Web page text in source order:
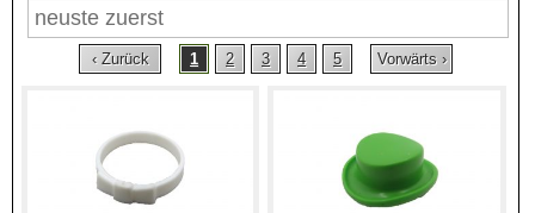
‹ Zurück 1 2 3 4 5 Vorwärts ›